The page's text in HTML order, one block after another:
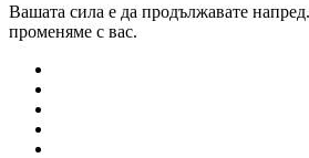
Вашата сила е да продължавате
променяме с вас.